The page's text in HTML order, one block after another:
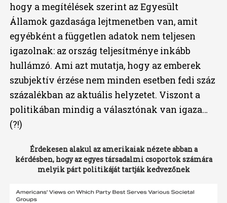
hogy a megítélések szerint az Egyesült
Államok gazdasága lejtmenetben van, amit
egyébként a független adatok nem teljesen
igazolnak: az ország teljesítménye inkább
hullámzó. Ami azt mutatja, hogy az emberek
szubjektív érzése nem minden esetben fedi száz
százalékban az aktuális helyzetet. Viszont a
politikában mindig a választónak van igaza…
(?!)
Érdekesen alakul az amerikaiak nézete abban a
kérdésben, hogy az egyes társadalmi csoportok számára
melyik párt politikáját tartják kedvezőnek